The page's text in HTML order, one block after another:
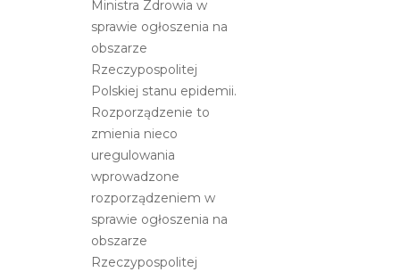
–
czy
i
serwisy
mogą
Ministra Zdrowia w
sprawie ogłoszenia na
obszarze
Rzeczypospolitej
Polskiej stanu epidemii.
Rozporządzenie to
zmienia nieco
uregulowania
wprowadzone
rozporządzeniem w
sprawie ogłoszenia na
obszarze
Rzeczypospolitej